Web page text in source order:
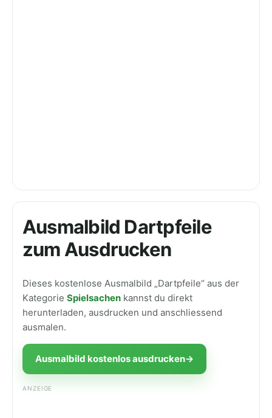
Ausmalbild Dartpfeile
zum Ausdrucken
Dieses kostenlose Ausmalbild „Dartpfeile“ aus der
Kategorie Spielsachen kannst du direkt
herunterladen, ausdrucken und anschliessend
ausmalen.
Ausmalbild kostenlos ausdrucken→
ANZEIGE